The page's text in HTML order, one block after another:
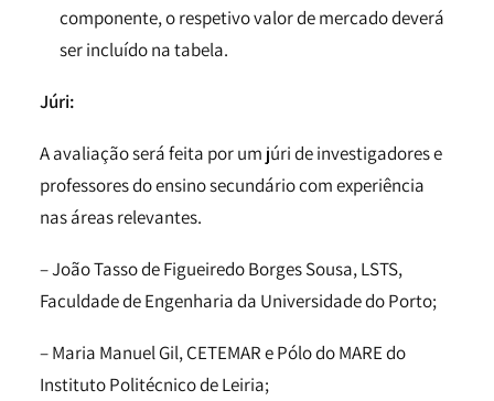
componente, o respetivo valor de mercado deverá
ser incluído na tabela.
Júri:
A avaliação será feita por um júri de investigadores e
professores do ensino secundário com experiência
nas áreas relevantes.
– João Tasso de Figueiredo Borges Sousa, LSTS,
Faculdade de Engenharia da Universidade do Porto;
– Maria Manuel Gil, CETEMAR e Pólo do MARE do
Instituto Politécnico de Leiria;